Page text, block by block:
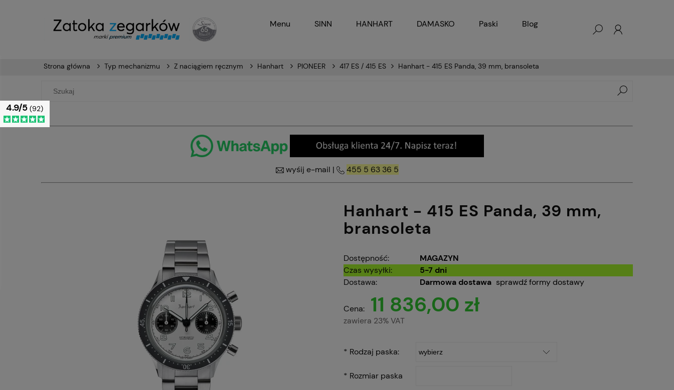
Menu SINN HANHART DAMASKO Paski Blog
Strona główna Typ mechanizmu Z naciągiem ręcznym Hanhart PIONEER 417 ES / 415 ES Hanhart - 415 ES Panda, 39 mm, bransoleta
wyśij e-mail | 455 5 63 36 5
Hanhart - 415 ES Panda, 39 mm,
bransoleta
Dostępność:
MAGAZYN
Czas wysyłki:
5-7 dni
Dostawa:
Darmowa dostawa sprawdź formy dostawy
Cena: 11 836,00 zł
zawiera 23% VAT
* Rodzaj paska:
* Rozmiar paska
4.9/5 (92)